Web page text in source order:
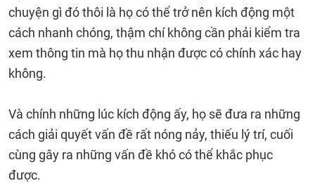
chuyện gì đó thôi là họ có thể trở nên kích động một
cách nhanh chóng, thậm chí không cần phải kiểm tra
xem thông tin mà họ thu nhận được có chính xác hay
không.
Và chính những lúc kích động ấy, họ sẽ đưa ra những
cách giải quyết vấn đề rất nóng nảy, thiếu lý trí, cuối
cùng gây ra những vấn đề khó có thể khắc phục
được.